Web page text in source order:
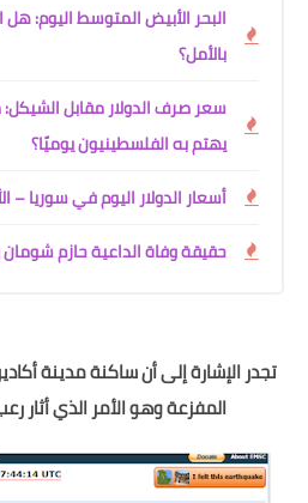
البحر الأبيض المتوسط اليوم: هل
بالأمل؟
سعر صرف الدولار مقابل الشيكل:
يهتم به الفلسطينيون يوميًا؟
أسعار الدولار اليوم في سوريا – الأحد 6
حقيقة وفاة الداعية حازم
تجدر الإشارة إلى أن ساكنة مدينة
المفزعة وهو الأمر الذي أثار